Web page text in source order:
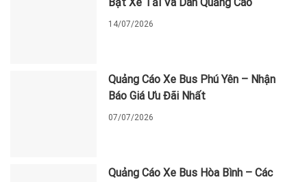
14/07/2026
Quảng Cáo Xe Bus Phú Yên – Nhận
Báo Giá Ưu Đãi Nhất
07/07/2026
Quảng Cáo Xe Bus Hòa Bình – Các